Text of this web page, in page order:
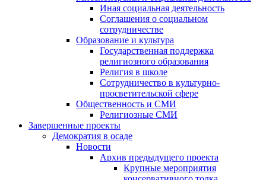
Иная социальная деятельность
Соглашения о социальном
сотрудничестве
Образование и культура
Государственная поддержка
религиозного образования
Религия в школе
Сотрудничество в культурно-
просветительской сфере
Общественность и СМИ
Религиозные СМИ
Завершенные проекты
Демократия в осаде
Новости
Архив предыдущего проекта
Крупные мероприятия